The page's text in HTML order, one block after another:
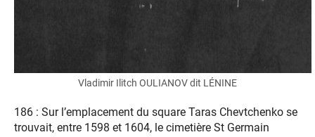
Vladimir Ilitch OULIANOV dit LÉNINE
186 : Sur l’emplacement du square Taras Chevtchenko se
trouvait, entre 1598 et 1604, le cimetière St Germain